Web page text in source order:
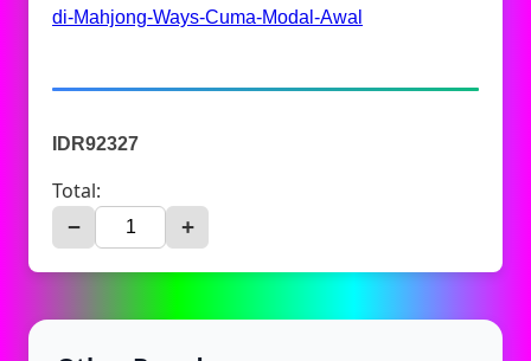
di-Mahjong-Ways-Cuma-Modal-Awal
IDR92327
Total:
− +